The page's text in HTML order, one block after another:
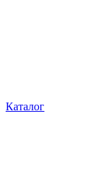
Каталог